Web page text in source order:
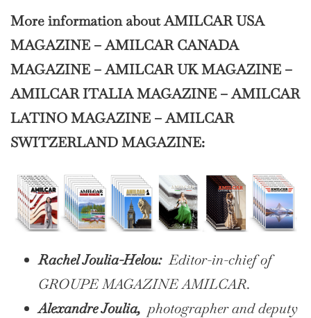
More information about AMILCAR USA
MAGAZINE – AMILCAR CANADA
MAGAZINE – AMILCAR UK MAGAZINE –
AMILCAR ITALIA MAGAZINE – AMILCAR
LATINO MAGAZINE – AMILCAR
SWITZERLAND MAGAZINE:
Rachel Joulia-Helou:Editor-in-chief of
GROUPE MAGAZINE AMILCAR.
Alexandre Joulia, photographer and deputy